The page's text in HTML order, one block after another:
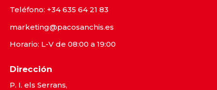
Teléfono: +34 635 64 21 83
marketing@pacosanchis.es
Horario: L-V de 08:00 a 19:00
Dirección
P. I. els Serrans,